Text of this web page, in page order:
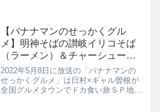
【バナナマンのせっかくグル
メ】明神そばの讃岐イリコそば
（ラーメン）＆チャーシュー
丼！香川県高松市
2022年5月8日に放送の「バナナマンの
せっかくグルメ」は日村×ギャル曽根が
全国グルメタウンでドカ食い旅ＳＰ地元